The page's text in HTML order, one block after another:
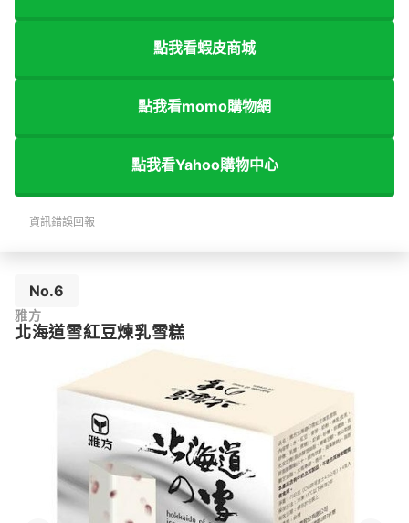
點我看蝦皮商城
點我看momo購物網
點我看Yahoo購物中心
資訊錯誤回報
No.6
雅方
北海道雪紅豆煉乳雪糕